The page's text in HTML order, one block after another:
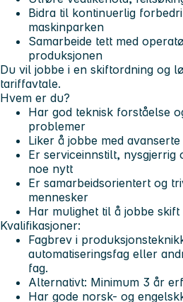
Bidra til kontinuerlig
maskinparken
Samarbeide tett med
produksjonen
Du vil jobbe i en skiftordning og
tariffavtale.
Hvem er du?
Har god teknisk forståelse
problemer
Liker å jobbe med
Er serviceinnstilt,
noe nytt
Er samarbeidsorientert og
mennesker
Har mulighet til å jobbe skift
Kvalifikasjoner:
Fagbrev i
automatiseringsfag eller
fag.
Alternativt: Minimum 3 år
Har gode norsk- og